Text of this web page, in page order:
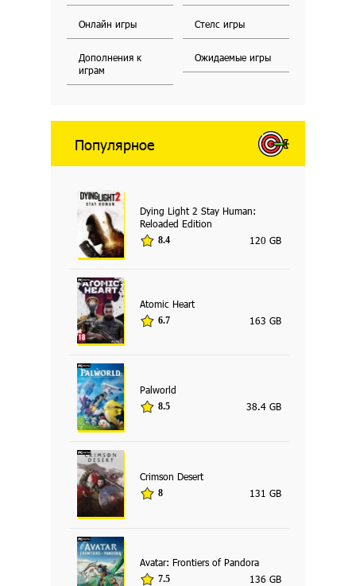
Онлайн игры Стелс игры
Дополнения к
играм
Ожидаемые игры
Популярное
Dying Light 2 Stay Human:
Reloaded Edition
8.4 120 GB
Atomic Heart
6.7 163 GB
Palworld
8.5 38.4 GB
Crimson Desert
8 131 GB
Avatar: Frontiers of Pandora
7.5 136 GB